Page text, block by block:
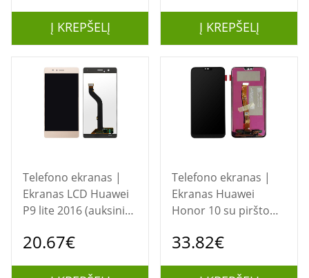
Į KREPŠELĮ Į KREPŠELĮ
Telefono ekranas |
Ekranas LCD Huawei
P9 lite 2016 (auksinis)
20.67€
Telefono ekranas |
Ekranas Huawei
Honor 10 su piršto
(juodas) restauruotas
33.82€